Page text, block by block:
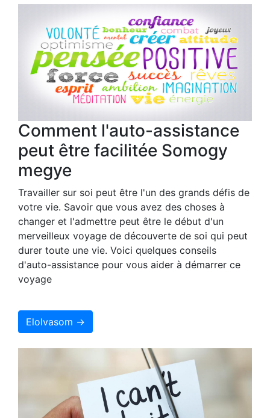
Comment l'auto-assistance
peut être facilitée Somogy
megye
Travailler sur soi peut être l'un des grands défis de
votre vie. Savoir que vous avez des choses à
changer et l'admettre peut être le début d'un
merveilleux voyage de découverte de soi qui peut
durer toute une vie. Voici quelques conseils
d'auto-assistance pour vous aider à démarrer ce
voyage
Elolvasom →